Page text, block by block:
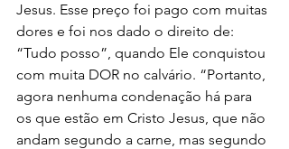
Jesus. Esse preço foi pago com muitas
dores e foi nos dado o direito de:
“Tudo posso”, quando Ele conquistou
com muita DOR no calvário. “Portanto,
agora nenhuma condenação há para
os que estão em Cristo Jesus, que não
andam segundo a carne, mas segundo